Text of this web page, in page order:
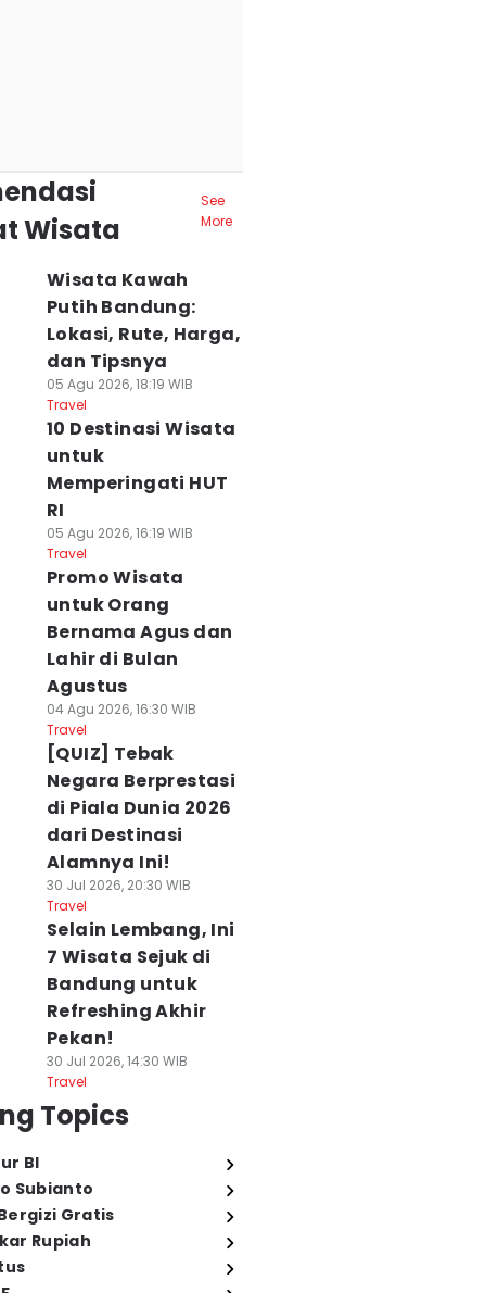
Wisata
See
More
Wisata Kawah
Putih Bandung:
Lokasi, Rute, Harga,
dan Tipsnya
05 Agu 2026, 18:19 WIB
Travel
10 Destinasi Wisata
untuk
Memperingati HUT
RI
05 Agu 2026, 16:19 WIB
Travel
Promo Wisata
untuk Orang
Bernama Agus dan
Lahir di Bulan
Agustus
04 Agu 2026, 16:30 WIB
Travel
[QUIZ] Tebak
Negara Berprestasi
di Piala Dunia 2026
dari Destinasi
Alamnya Ini!
30 Jul 2026, 20:30 WIB
Travel
Selain Lembang, Ini
7 Wisata Sejuk di
Bandung untuk
Refreshing Akhir
Pekan!
30 Jul 2026, 14:30 WIB
Travel
Topics
BI
Subianto
Gratis
Rupiah